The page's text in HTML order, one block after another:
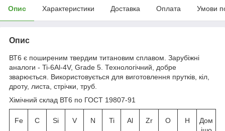
Опис Характеристики Доставка Оплата Умови
Опис
ВТ6 є поширеним твердим титановим сплавом. Зарубіжні
аналоги - Ti-6Al-4V, Grade 5. Технологічний, добре
зварюється. Використовується для виготовлення прутків, кіл,
дроту, листа, стрічки, труб.
Хімічний склад ВТ6 по ГОСТ 19807-91
Fe C Si V N Ti Al Zr O H
Дом